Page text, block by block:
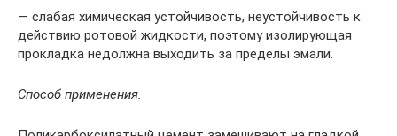
— слабая химическая устойчивость, неустойчивость к
действию ротовой жидкости, поэтому изолирующая
прокладка недолжна выходить за пределы эмали.
Способ применения.